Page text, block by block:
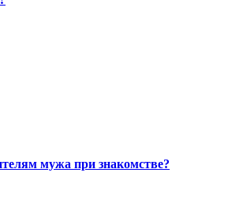
мужа при знакомстве?